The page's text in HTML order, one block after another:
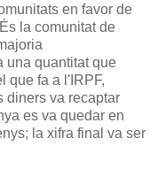
en favor de
la comunitat de
una quantitat que
que fa a l'IRPF,
diners va recaptar
es va quedar en
la xifra final va ser